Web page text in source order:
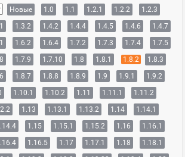
Новые 1.0 1.1 1.2.1 1.2.2
1.2.3
1.3.2 1.4.2 1.4.4 1.4.5 1.4.6
1.4.7
1.6.2 1.6.4 1.7.2 1.7.3 1.7.4
1.7.5
1.7.9 1.7.10 1.8 1.8.1 1.8.2
1.8.3
1.8.7 1.8.8 1.8.9 1.9 1.9.1
1.9.2
1.10.1 1.10.2 1.11 1.11.1
1.11.2
1.13 1.13.1 1.13.2 1.14
1.14.1
1.15 1.15.1 1.15.2 1.16
1.16.1
1.16.5 1.17 1.17.1 1.18
1.18.1